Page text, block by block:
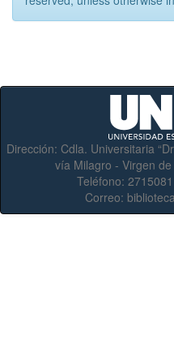
Dirección: Cdla. Universitaria
vía Milagro - Virgen
Teléfono:
Correo: